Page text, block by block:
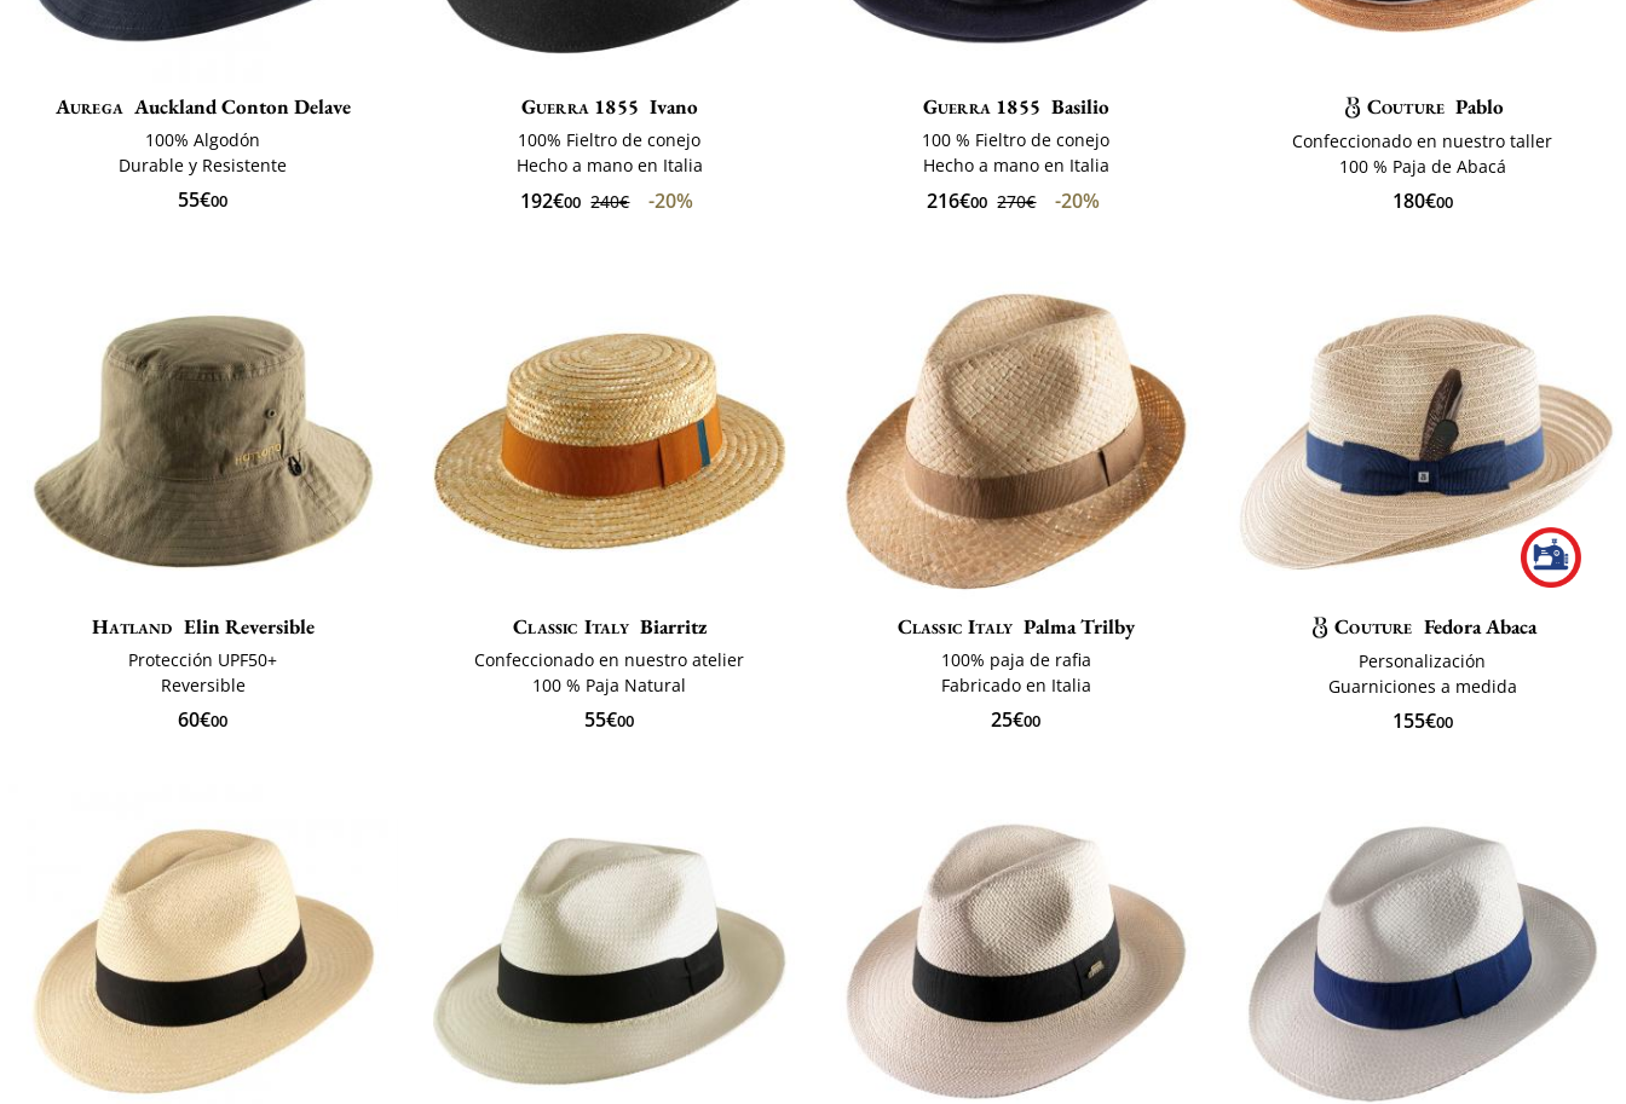
Aurega Auckland Conton Delave
100% Algodón
Durable y Resistente
55€00
Guerra 1855 Ivano
100% Fieltro de conejo
Hecho a mano en Italia
192€00 240€ -20%
Guerra 1855 Basilio
100 % Fieltro de conejo
Hecho a mano en Italia
216€00 270€ -20%
Couture Pablo
Confeccionado en nuestro taller
100 % Paja de Abacá
180€00
Hatland Elin Reversible
Protección UPF50+
Reversible
60€00
Classic Italy Biarritz
Confeccionado en nuestro atelier
100 % Paja Natural
55€00
Classic Italy Palma Trilby
100% paja de rafia
Fabricado en Italia
25€00
Couture Fedora Abaca
Personalización
Guarniciones a medida
155€00